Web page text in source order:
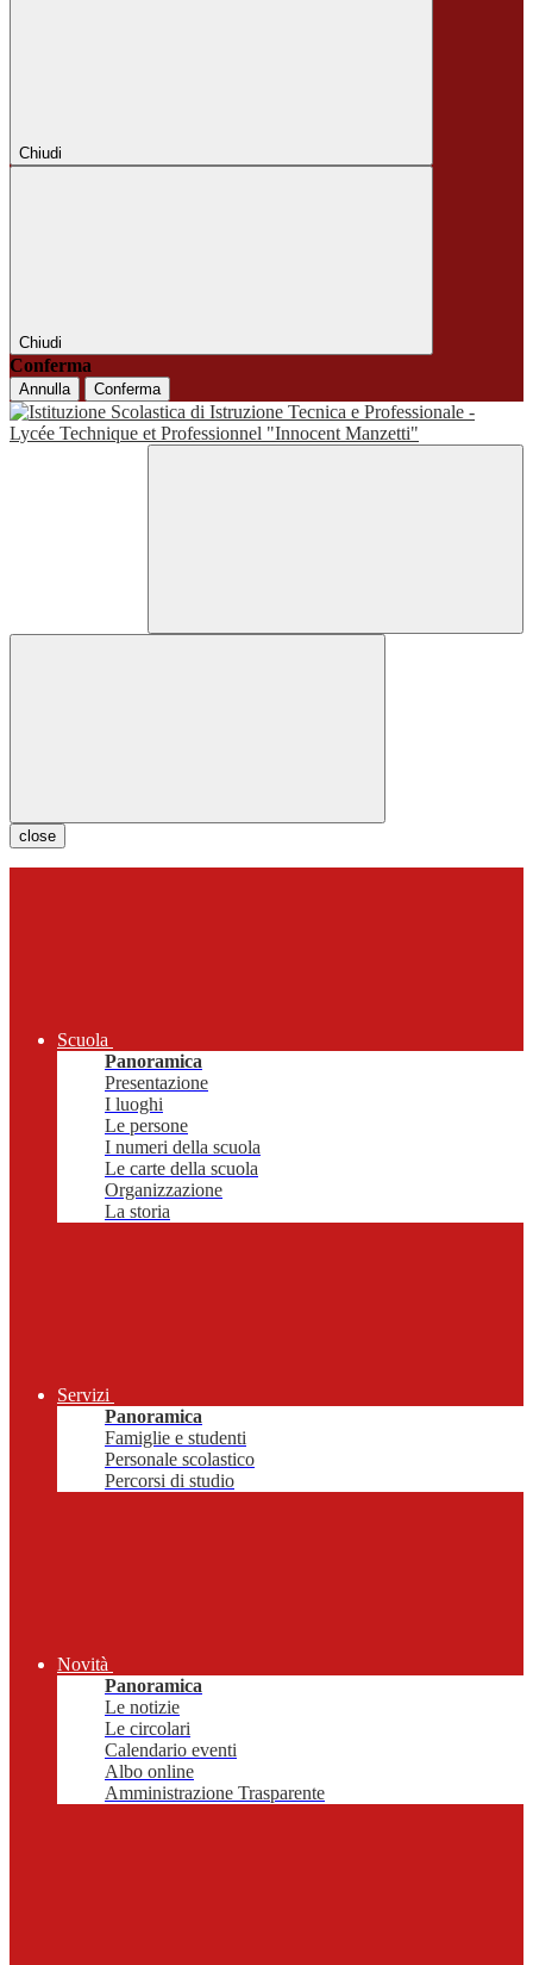
Chiudi
Chiudi
Conferma
Annulla Conferma
close
Scuola
Panoramica
Presentazione
I luoghi
Le persone
I numeri della scuola
Le carte della scuola
Organizzazione
La storia
Servizi
Panoramica
Famiglie e studenti
Personale scolastico
Percorsi di studio
Novità
Panoramica
Le notizie
Le circolari
Calendario eventi
Albo online
Amministrazione Trasparente